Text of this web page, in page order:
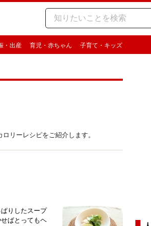
・出産 育児・赤ちゃん 子育て・キッズ
リーレシピをご紹介します。
りしたスープ
ばとってもヘ